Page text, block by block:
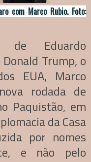
Marco Rubio. Foto:
de Eduardo
Trump, o
EUA, Marco
rodada de
Paquistão, em
da Casa
por nomes
e não pelo